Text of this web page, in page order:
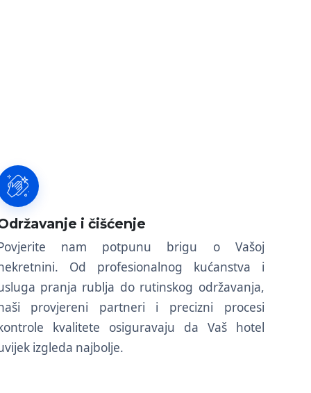
i čišćenje
nam potpunu brigu o Vašoj
Od profesionalnog kućanstva i
pranja rublja do rutinskog održavanja,
provjereni partneri i precizni procesi
kvalitete osiguravaju da Vaš hotel
izgleda najbolje.